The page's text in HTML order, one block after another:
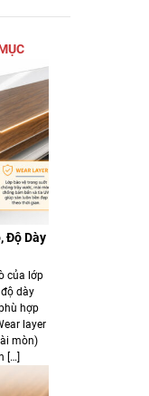
Độ Dày
của lớp
dày
hợp
layer
mòn)
[…]